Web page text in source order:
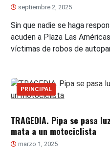
septiembre 2, 2025
Sin que nadie se haga
acuden a Plaza Las
víctimas de robos de
PRINCIPAL
TRAGEDIA. Pipa se pasa
mata a un motociclista
marzo 1, 2025